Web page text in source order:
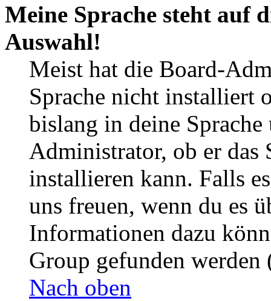
Meine Sprache steht auf
Auswahl!
Meist hat die Board-
Sprache nicht installiert
bislang in deine
Administrator, ob er das
installieren kann. Falls
uns freuen, wenn du es
Informationen dazu
Group gefunden
Nach oben